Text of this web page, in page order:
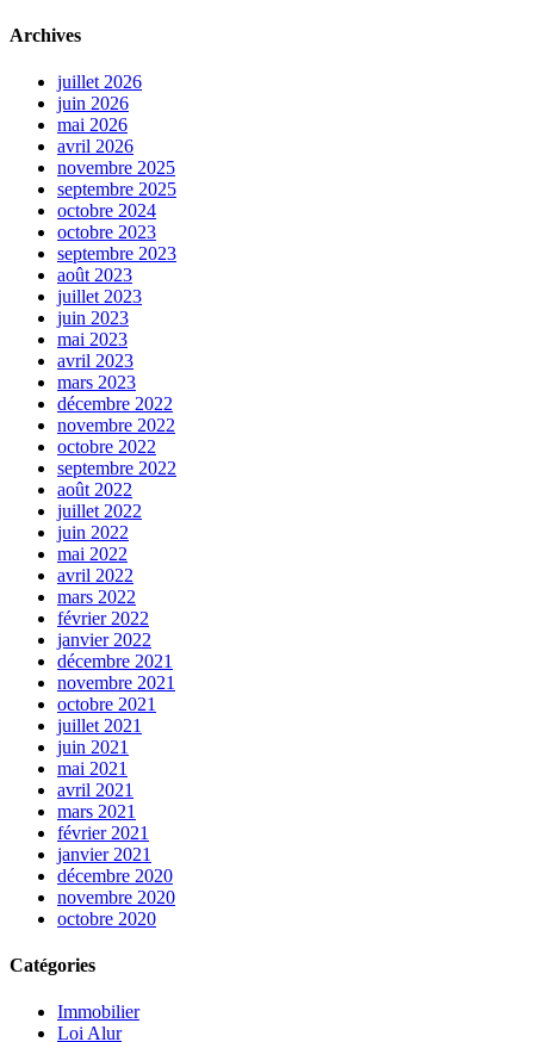
Archives
juillet 2026
juin 2026
mai 2026
avril 2026
novembre 2025
septembre 2025
octobre 2024
octobre 2023
septembre 2023
août 2023
juillet 2023
juin 2023
mai 2023
avril 2023
mars 2023
décembre 2022
novembre 2022
octobre 2022
septembre 2022
août 2022
juillet 2022
juin 2022
mai 2022
avril 2022
mars 2022
février 2022
janvier 2022
décembre 2021
novembre 2021
octobre 2021
juillet 2021
juin 2021
mai 2021
avril 2021
mars 2021
février 2021
janvier 2021
décembre 2020
novembre 2020
octobre 2020
Catégories
Immobilier
Loi Alur